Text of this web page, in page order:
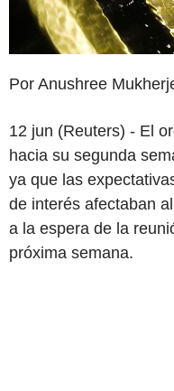
Por Anushree
12 jun (Reuters) - El
hacia su segunda
ya que las
de interés afectaban
a la espera de la
próxima semana.